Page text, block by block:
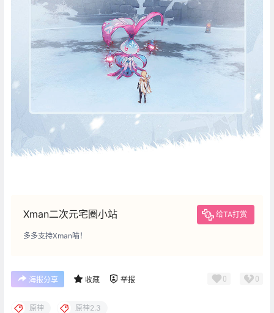
Xman二次元宅圈小站 给TA打赏
多多支持Xman喵！
海报分享 收藏 举报 0 0
原神 原神2.3